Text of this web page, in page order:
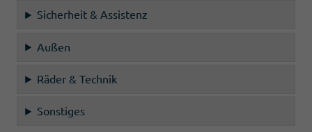
Sicherheit & Assistenz
Außen
Räder & Technik
Sonstiges